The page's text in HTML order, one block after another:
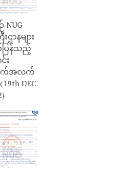
NUG
ဌာနများ
ြန်သည့်
း
က်အလက်
(19th DEC